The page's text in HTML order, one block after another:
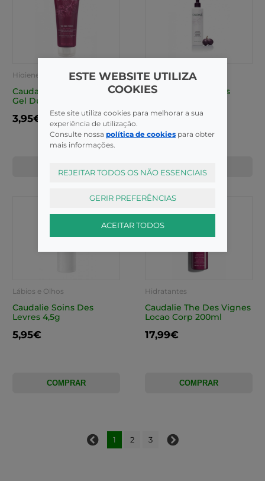
Higiene
Caudalie The Des Vignes
Gel Duche 50ml
3,95€
Hidratantes
Caudalie Soin Corps
4,55€
Lábios e Olhos
Caudalie Soins Des
Levres 4,5g
5,95€
COMPRAR
Hidratantes
Caudalie The Des Vignes
Locao Corp 200ml
17,99€
COMPRAR
1 2 3
ESTE WEBSITE UTILIZA
COOKIES
Este site utiliza cookies para melhorar a sua
experiência de utilização.
Consulte nossa política de cookies para obter
mais informações.
REJEITAR TODOS OS NÃO ESSENCIAIS
GERIR PREFERÊNCIAS
ACEITAR TODOS